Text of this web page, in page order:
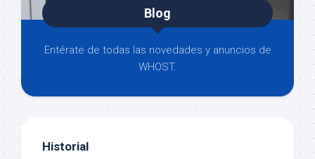
Blog
Entérate de todas las novedades y anuncios de
WHOST.
Historial